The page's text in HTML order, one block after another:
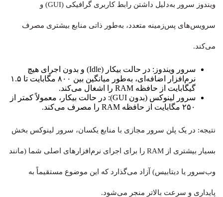
ویندوز سرور به‌دلیل داشتن رابط کاربری گرافیکی (GUI) و
سرویس‌های پس‌زمینه متعدد، به‌طور ذاتی منابع بیشتری مصرف
می‌کند.
سرور ویندوز: در حالت بیکار (Idle) و بدون اجرای هیچ
نرم‌افزار اضافه‌ای، به‌طور میانگین بین ۸۰۰ مگابایت تا ۱.۵
گیگابایت از حافظه RAM را اشغال می‌کند.
سرور لینوکس (بدون GUI): در حالت بیکار، معمولاً کمتر از
۲۵۰ مگابایت از حافظه RAM را مصرف می‌کند.
نتیجه: در یک پلن سرور مجازی با منابع یکسان، سرور لینوکس بخش
بسیار بیشتری از RAM را برای اجرای نرم‌افزارهای اصلی شما (مانند
وب‌سرور یا دیتابیس) آزاد می‌گذارد که این موضوع مستقیماً به
پایداری و سرعت بالاتر منجر می‌شود.